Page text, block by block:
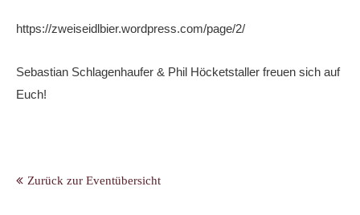
https://zweiseidlbier.wordpress.com/page/2/
Sebastian Schlagenhaufer & Phil Höcketstaller freuen sich auf
Euch!
Zurück zur Eventübersicht